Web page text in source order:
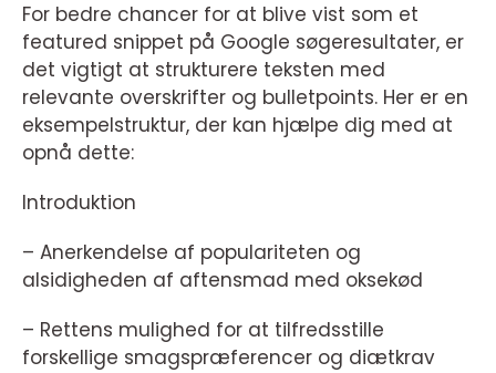
For bedre chancer for at blive vist som et
featured snippet på Google søgeresultater, er
det vigtigt at strukturere teksten med
relevante overskrifter og bulletpoints. Her er en
eksempelstruktur, der kan hjælpe dig med at
opnå dette:
Introduktion
– Anerkendelse af populariteten og
alsidigheden af aftensmad med oksekød
– Rettens mulighed for at tilfredsstille
forskellige smagspræferencer og diætkrav